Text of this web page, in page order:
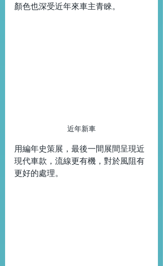
顏色也深受近年來車主青睞。
近年新車
用編年史策展，最後一間展間呈現近
現代車款，流線更有機，對於風阻有
更好的處理。